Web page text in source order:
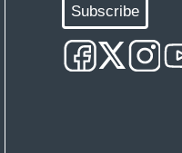
Subscribe